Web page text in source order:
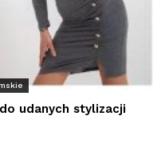
udanych stylizacji